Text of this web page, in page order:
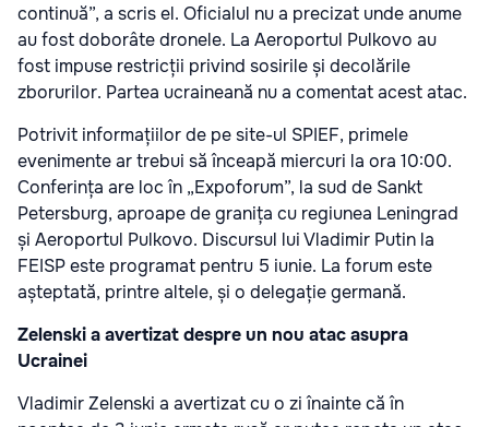
continuă”, a scris el. Oficialul nu a precizat unde anume
au fost doborâte dronele. La Aeroportul Pulkovo au
fost impuse restricții privind sosirile și decolările
zborurilor. Partea ucraineană nu a comentat acest atac.
Potrivit informațiilor de pe site-ul SPIEF, primele
evenimente ar trebui să înceapă miercuri la ora 10:00.
Conferința are loc în „Expoforum”, la sud de Sankt
Petersburg, aproape de granița cu regiunea Leningrad
și Aeroportul Pulkovo. Discursul lui Vladimir Putin la
FEISP este programat pentru 5 iunie. La forum este
așteptată, printre altele, și o delegație germană.
Zelenski a avertizat despre un nou atac asupra
Ucrainei
Vladimir Zelenski a avertizat cu o zi înainte că în